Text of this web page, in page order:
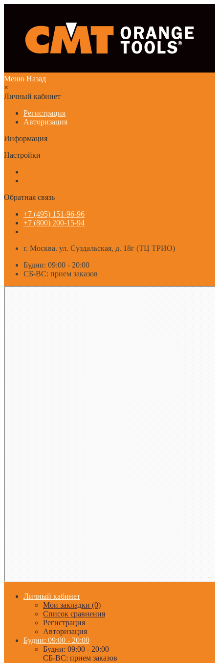
Меню Назад
×
Личный кабинет
Регистрация
Авторизация
Информация
Настройки
Обратная связь
+7 (495) 151-96-96
+7 (800) 200-15-94
г. Москва. ул. Суздальская, д. 18г (ТЦ ТРИО)
Будни: 09:00 - 20:00
СБ-ВС: прием заказов
Личный кабинет
Мои закладки (0)
Список сравнения
Регистрация
Авторизация
Будни: 09:00 - 20:00
Будни: 09:00 - 20:00
СБ-ВС: прием заказов